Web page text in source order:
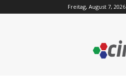
Freitag, August 7, 2026